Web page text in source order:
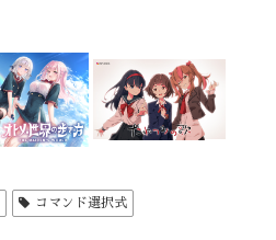
コマンド選択式